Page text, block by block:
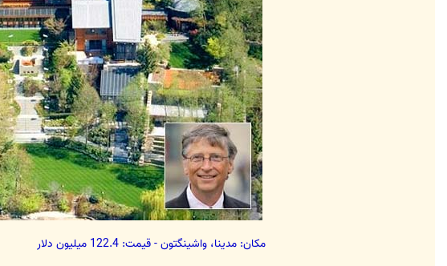
مکان: مدینا، واشینگتون - قیمت: 122.4 میلیون دلار